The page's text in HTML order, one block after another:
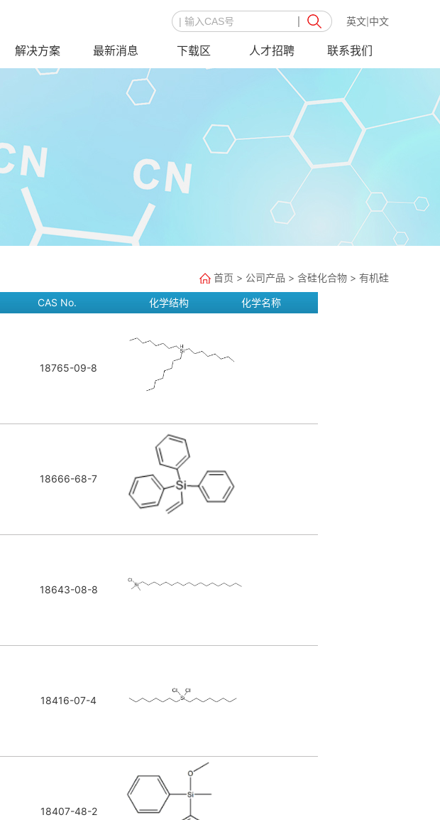
英文 中文
解决方案 最新消息 下载区 人才招聘 联系我们
首页 > 公司产品 > 含硅化合物 > 有机硅
CAS No. 化学结构 化学名称
18765-09-8
18666-68-7
18643-08-8
18416-07-4
18407-48-2